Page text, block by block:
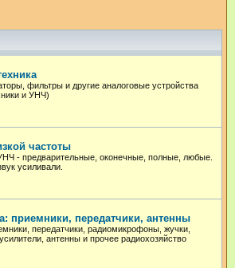
фильтры и другие аналоговые устройства
и УНЧ)
частоты
- предварительные, оконечные, полные, любые.
усиливали.
приемники, передатчики, антенны
передатчики, радиомикрофоны, жучки,
антенны и прочее радиохозяйство